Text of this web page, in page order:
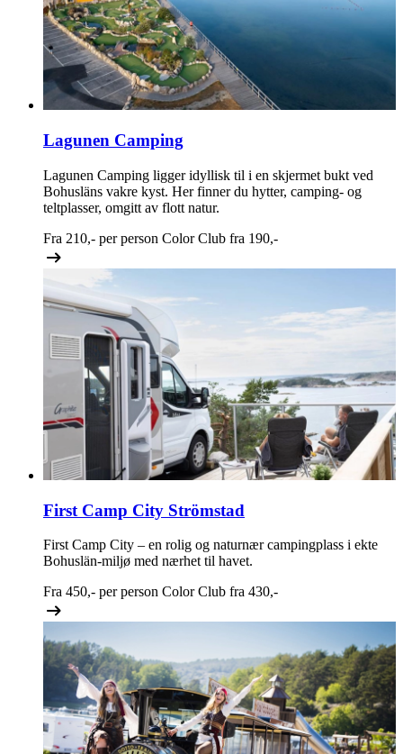
Lagunen Camping
Lagunen Camping ligger idyllisk til i en skjermet bukt ved
Bohusläns vakre kyst. Her finner du hytter, camping- og
teltplasser, omgitt av flott natur.
Fra 210,- per person Color Club fra 190,-
First Camp City Strömstad
First Camp City – en rolig og naturnær campingplass i ekte
Bohuslän-miljø med nærhet til havet.
Fra 450,- per person Color Club fra 430,-